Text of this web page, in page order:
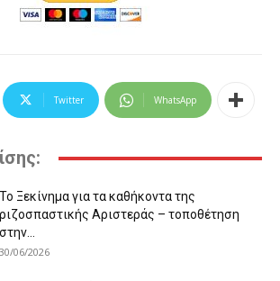
Twitter WhatsApp
Το Ξεκίνημα για τα καθήκοντα της
ριζοσπαστικής Αριστεράς – τοποθέτηση
στην...
30/06/2026